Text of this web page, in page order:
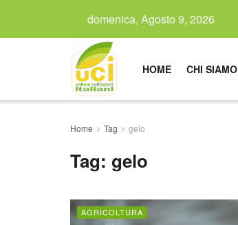
domenica, Agosto 9, 2026
HOME CHI SIAMO
Home Tag gelo
Tag: gelo
AGRICOLTURA